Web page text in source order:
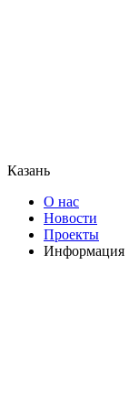
Казань
О нас
Новости
Проекты
Информация